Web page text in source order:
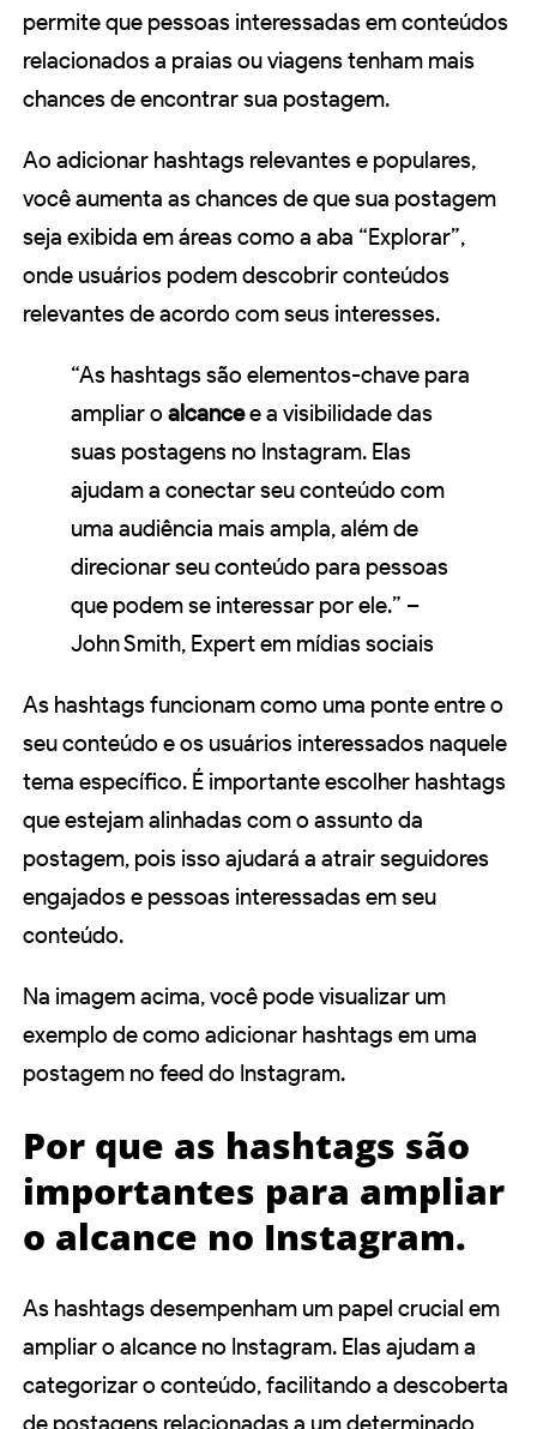
permite que pessoas interessadas em conteúdos
relacionados a praias ou viagens tenham mais
chances de encontrar sua postagem.
Ao adicionar hashtags relevantes e populares,
você aumenta as chances de que sua postagem
seja exibida em áreas como a aba “Explorar”,
onde usuários podem descobrir conteúdos
relevantes de acordo com seus interesses.
“As hashtags são elementos-chave para
ampliar o alcancee a visibilidade das
suas postagens no Instagram. Elas
ajudam a conectar seu conteúdo com
uma audiência mais ampla, além de
direcionar seu conteúdo para pessoas
que podem se interessar por ele.” –
John Smith, Expert em mídias sociais
As hashtags funcionam como uma ponte entre o
seu conteúdo e os usuários interessados naquele
tema específico. É importante escolher hashtags
que estejam alinhadas com o assunto da
postagem, pois isso ajudará a atrair seguidores
engajados e pessoas interessadas em seu
conteúdo.
Na imagem acima, você pode visualizar um
exemplo de como adicionar hashtags em uma
postagem no feed do Instagram.
Por que as hashtags são
importantes para ampliar
o alcance no Instagram.
As hashtags desempenham um papel crucial em
ampliar o alcance no Instagram. Elas ajudam a
categorizar o conteúdo, facilitando a descoberta
de postagens relacionadas a um determinado